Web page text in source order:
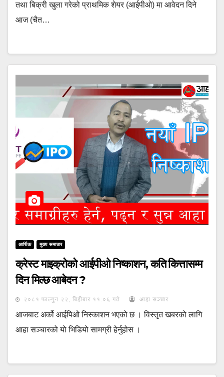
तथा बिक्री खुला गरेको प्राथमिक शेयर (आईपीओ) मा आवेदन दिने
आज (चैत…
आर्थिक मुख्य समाचार
क्रेस्ट माइक्रोको आईपीओ निष्काशन, कति कित्तासम्म
दिन मिल्छ आबेदन ?
२०८१ फाल्गुन २२, बिहीबार ११:०६ गते आहा सञ्चार
आजबाट अर्को आईपिओ निस्काशन भएको छ । विस्तृत खबरको लागि
आहा सञ्चारको यो भिडियो सामग्री हेर्नुहोस ।